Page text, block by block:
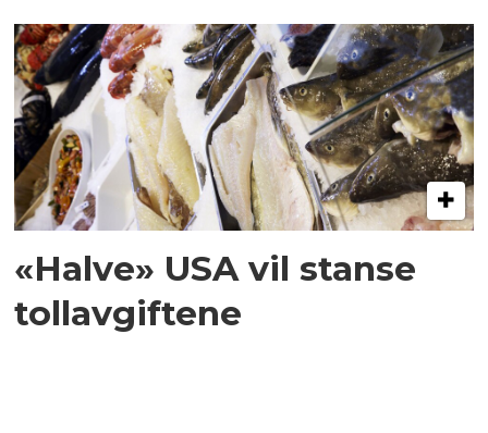
«Halve» USA vil stanse
tollavgiftene